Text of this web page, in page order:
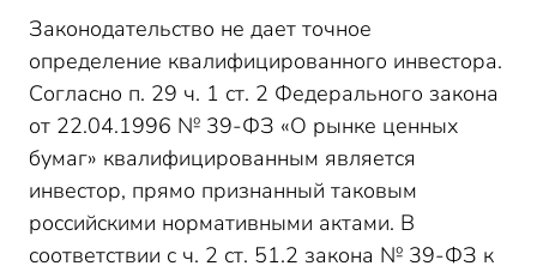
Законодательство не дает точное
определение квалифицированного инвестора.
Согласно п. 29 ч. 1 ст. 2 Федерального закона
от 22.04.1996 № 39-ФЗ «О рынке ценных
бумаг» квалифицированным является
инвестор, прямо признанный таковым
российскими нормативными актами. В
соответствии с ч. 2 ст. 51.2 закона № 39-ФЗ к